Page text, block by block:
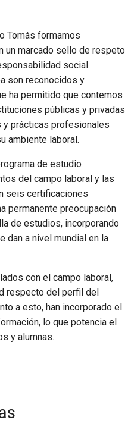
Tomás formamos
un marcado sello de respeto
social.
son reconocidos y
ha permitido que contemos
públicas y privadas
y prácticas profesionales
ambiente laboral.
de estudio
del campo laboral y las
seis certificaciones
permanente preocupación
de estudios, incorporando
dan a nivel mundial en la
con el campo laboral,
respecto del perfil del
a esto, han incorporado el
lo que potencia el
y alumnas.